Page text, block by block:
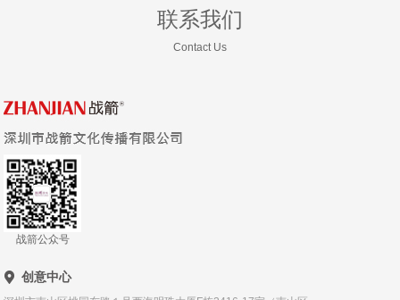
联系我们
Contact Us
战箭公众号
创意中心